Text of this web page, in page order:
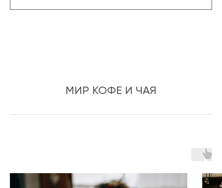
МИР КОФЕ И ЧАЯ